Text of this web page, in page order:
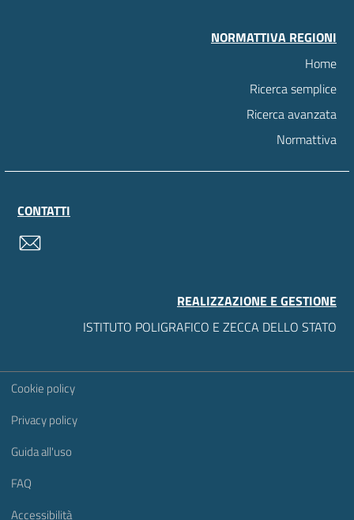
NORMATTIVA REGIONI
Home
Ricerca semplice
Ricerca avanzata
Normattiva
CONTATTI
REALIZZAZIONE E GESTIONE
ISTITUTO POLIGRAFICO E ZECCA DELLO STATO
Sezione Link Utili
Cookie policy
Privacy policy
Guida all'uso
FAQ
Accessibilità